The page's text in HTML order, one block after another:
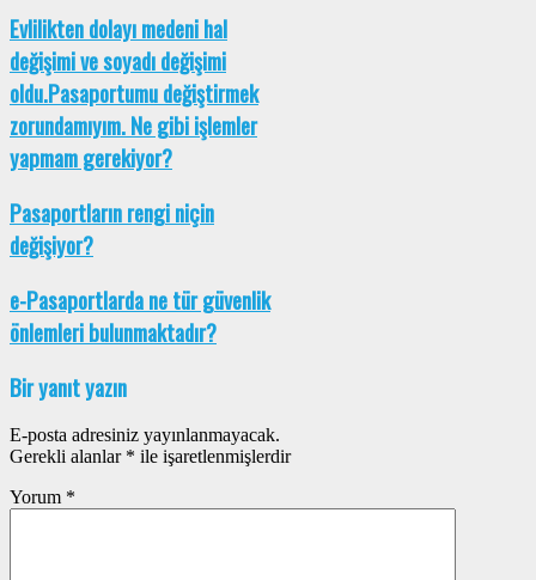
Evlilikten dolayı medeni hal
değişimi ve soyadı değişimi
oldu.Pasaportumu değiştirmek
zorundamıyım. Ne gibi işlemler
yapmam gerekiyor?
Pasaportların rengi niçin
değişiyor?
e-Pasaportlarda ne tür güvenlik
önlemleri bulunmaktadır?
Bir yanıt yazın
E-posta adresiniz yayınlanmayacak.
Gerekli alanlar * ile işaretlenmişlerdir
Yorum *